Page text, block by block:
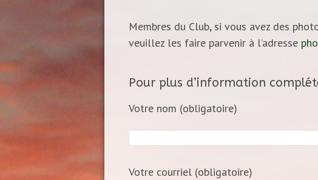
Membres du Club, si vous avez des
veuillez les faire parvenir à l’adresse
Pour plus d’information
Votre nom (obligatoire)
Votre courriel (obligatoire)